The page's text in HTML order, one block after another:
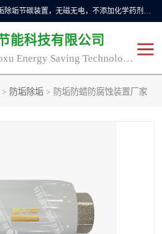
自主研发生产的CPMR全智能防垢除垢节碳装置，无磁无电，不添加化学药剂，*了国内纯物理除垢技术领域空白，其性能处于国际领先水平。广泛应用于石油炼化、钢铁冶炼、电力、煤矿、化工、供暖、压铸、汽车制造、涉水家电等行业。
能科技有限公司
Nanjing Chaoxu Energy Saving Technology Co., Ltd
> 防垢除垢 > 防垢防蜡防腐蚀装置厂家
锅炉除垢
CPMR商用防垢器/家用防